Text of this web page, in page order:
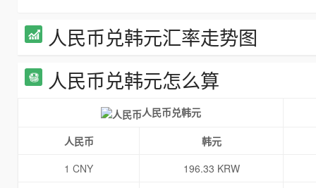
人民币兑韩元汇率走势图
人民币兑韩元怎么算
人民币兑韩元
人民币
韩元
1 CNY
196.33 KRW